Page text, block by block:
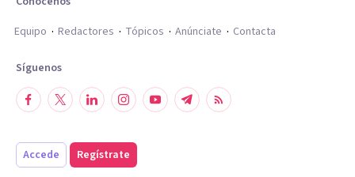
Equipo
Redactores Tópicos Anúnciate Contacta
Síguenos
Accede Regístrate